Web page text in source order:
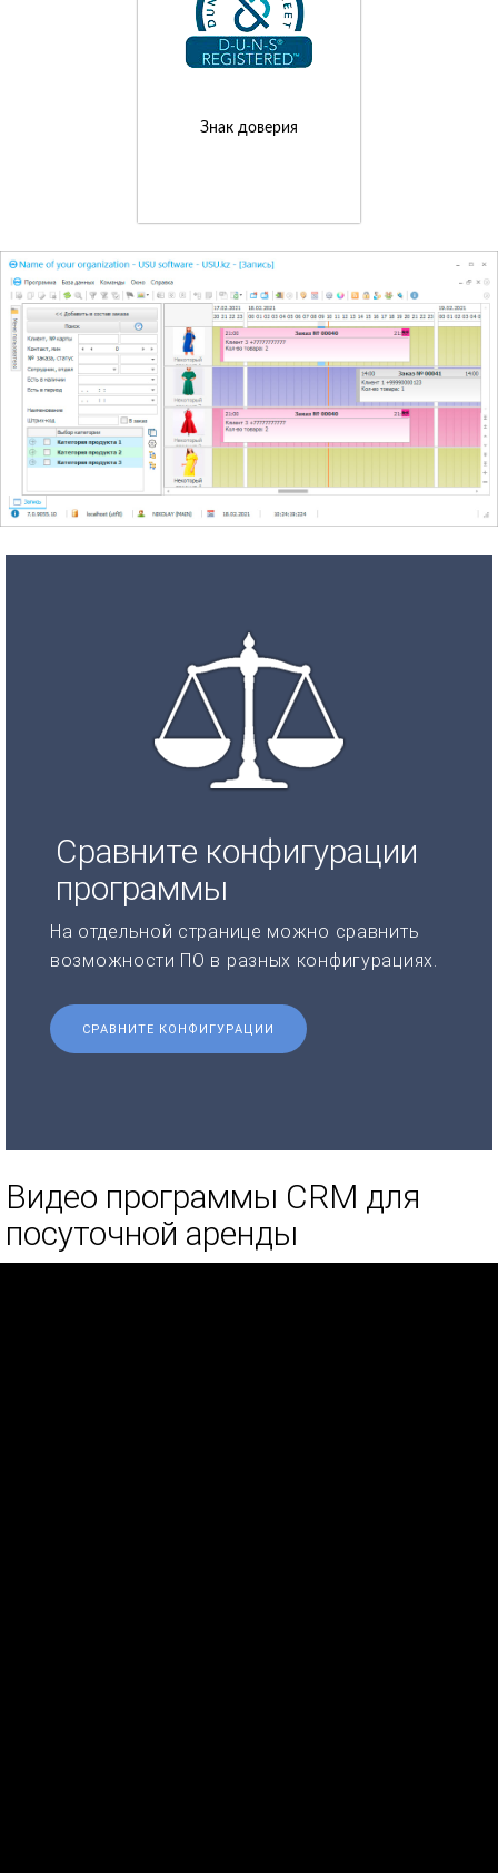
Знак доверия
Сравните конфигурации
программы
На отдельной странице можно сравнить
возможности ПО в разных конфигурациях.
СРАВНИТЕ КОНФИГУРАЦИИ
Видео программы CRM для
посуточной аренды